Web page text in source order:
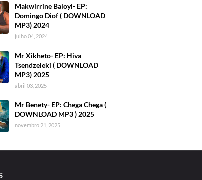
Makwirrine Baloyi- EP:
Domingo Diof ( DOWNLOAD
MP3) 2024
julho 04, 2024
Mr Xikheto- EP: Hiva
Tsendzeleki ( DOWNLOAD
MP3) 2025
abril 03, 2025
Mr Benety- EP: Chega Chega (
DOWNLOAD MP3 ) 2025
novembro 21, 2025